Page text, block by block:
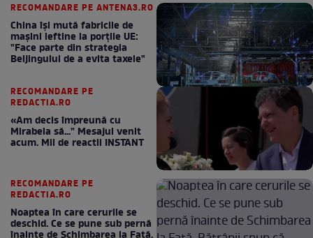
RECOMANDARE PE ANTENA3.RO
China își mută fabricile de
mașini ieftine la porțile UE:
"Face parte din strategia
Beijingului de a evita taxele"
RECOMANDARE PE
REDACTIA.RO
«Am decis împreună cu
Mirabela să..." Mesajul venit
acum. Mii de reactii INSTANT
RECOMANDARE PE
REDACTIA.RO
Noaptea în care cerurile se
deschid. Ce se pune sub pernă